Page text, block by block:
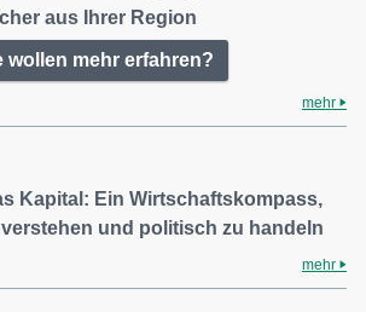
aus Ihrer Region
wollen mehr erfahren?
mehr
Kapital: Ein Wirtschaftskompass,
und politisch zu handeln
mehr